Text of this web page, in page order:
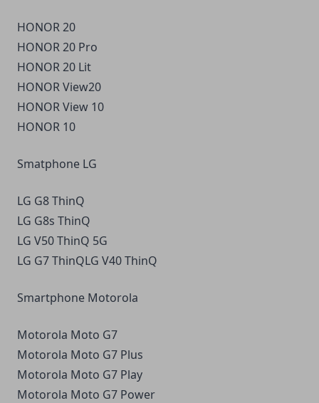
HONOR 20
HONOR 20 Pro
HONOR 20 Lit
HONOR View20
HONOR View 10
HONOR 10
Smatphone LG
LG G8 ThinQ
LG G8s ThinQ
LG V50 ThinQ 5G
LG G7 ThinQLG V40 ThinQ
Smartphone Motorola
Motorola Moto G7
Motorola Moto G7 Plus
Motorola Moto G7 Play
Motorola Moto G7 Power